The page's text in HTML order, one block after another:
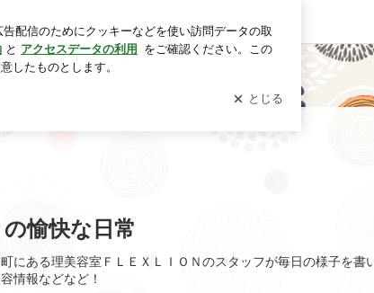
ログイン
愉快な日常
にある理美容室ＦＬＥＸＬＩＯＮのスタッフが毎日の様子を書
情報などなど！